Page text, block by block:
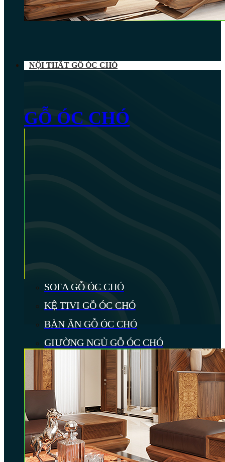
NỘI THẤT GỖ ÓC CHÓ
GỖ ÓC CHÓ
SOFA GỖ ÓC CHÓ
KỆ TIVI GỖ ÓC CHÓ
BÀN ĂN GỖ ÓC CHÓ
GIƯỜNG NGỦ GỖ ÓC CHÓ